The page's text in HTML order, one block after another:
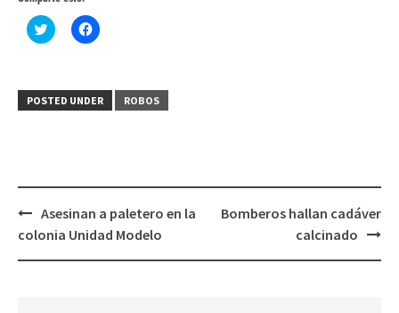
Haz
clic
(Se
abre
Haz
clic
(Se
abre
POSTED UNDER ROBOS
Post
navigation
Asesinan a paletero en la
colonia Unidad Modelo
Bomberos hallan cadáver
calcinado